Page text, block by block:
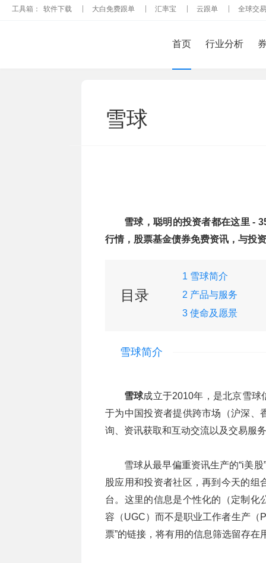
工具箱： 软件下载 大白免费跟单 汇率宝 云跟单 全球交
首页 行业分析
雪球
雪球，聪明的投资者都在这里 -
行情，股票基金债券免费资讯，与投
目录
1 雪球简介
2 产品与服务
3 使命及愿景
雪球简介
雪球成立于2010年，是北京雪球
于为中国投资者提供跨市场（沪深、
询、资讯获取和互动交流以及交易服
雪球从最早偏重资讯生产的“i美
股应用和投资者社区，再到今天的
台。这里的信息是个性化的（定制化
容（UGC）而不是职业工作者生产
票”的链接，将有用的信息筛选留存在